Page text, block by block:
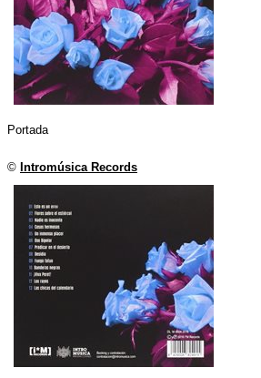
Portada
© Intromúsica Records